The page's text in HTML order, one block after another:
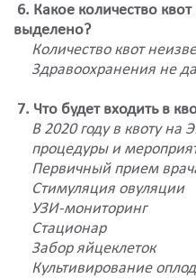
6. Какое количество
выделено?
Количество квот
Здравоохранения не
7. Что будет входить в
В 2020 году в квоту на
процедуры и
Первичный прием
Стимуляция овуляции
УЗИ-мониторинг
Стационар
Забор яйцеклеток
Культивирование